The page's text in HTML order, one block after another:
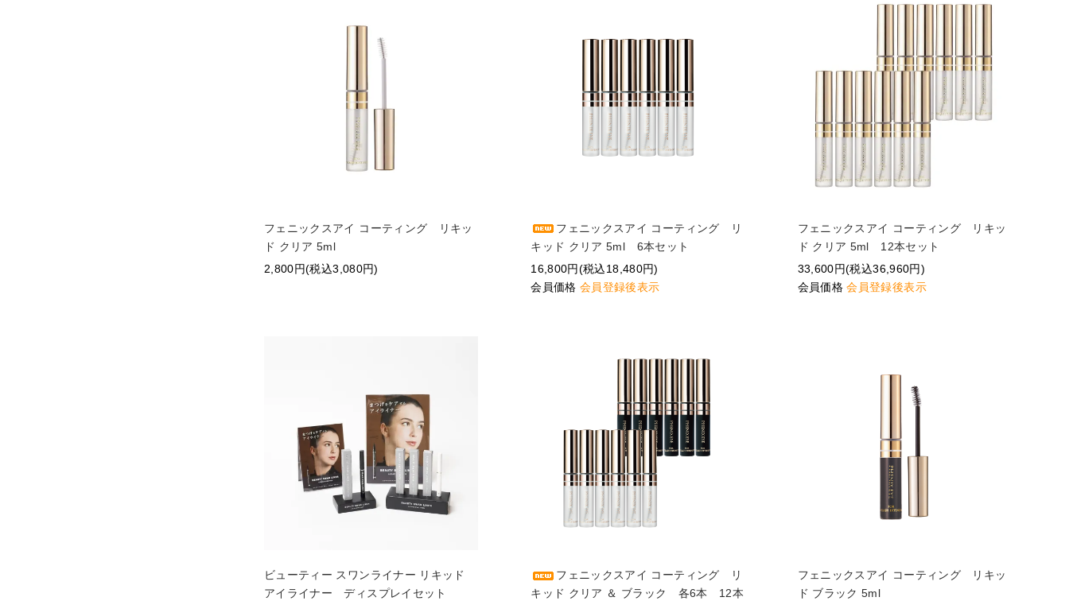
フェニックスアイ コーティング リキッ
ド クリア 5ml
2,800円(税込3,080円)
フェニックスアイ コーティング リ
キッド クリア 5ml 6本セット
16,800円(税込18,480円)
会員価格 会員登録後表示
フェニックスアイ コーティング リキッ
ド クリア 5ml 12本セット
33,600円(税込36,960円)
会員価格 会員登録後表示
ビューティー スワンライナー リキッド
アイライナー ディスプレイセット
フェニックスアイ コーティング リ
キッド クリア ＆ ブラック 各6本 12本
フェニックスアイ コーティング リキッ
ド ブラック 5ml